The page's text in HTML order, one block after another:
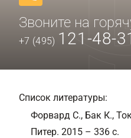
Звоните на
+7 (495) 121-48-
Список литературы:
Форвард С., Бак К.,
Питер. 2015 – 336 с.